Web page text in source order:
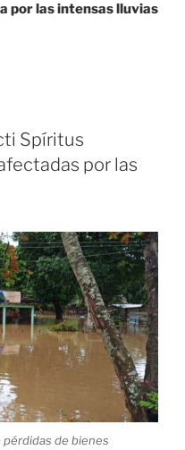
por las intensas lluvias
Spíritus
por las
de bienes